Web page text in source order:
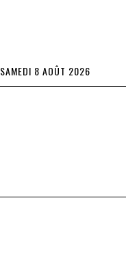
SAMEDI 8 AOÛT 2026